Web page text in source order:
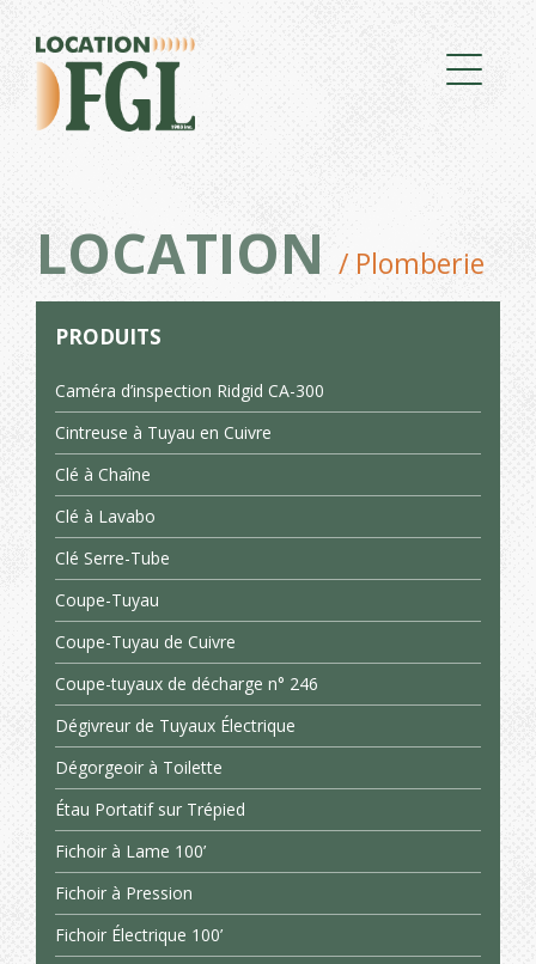
LOCATION / Plomberie
PRODUITS
Caméra d’inspection Ridgid CA-300
Cintreuse à Tuyau en Cuivre
Clé à Chaîne
Clé à Lavabo
Clé Serre-Tube
Coupe-Tuyau
Coupe-Tuyau de Cuivre
Coupe-tuyaux de décharge n° 246
Dégivreur de Tuyaux Électrique
Dégorgeoir à Toilette
Étau Portatif sur Trépied
Fichoir à Lame 100’
Fichoir à Pression
Fichoir Électrique 100’